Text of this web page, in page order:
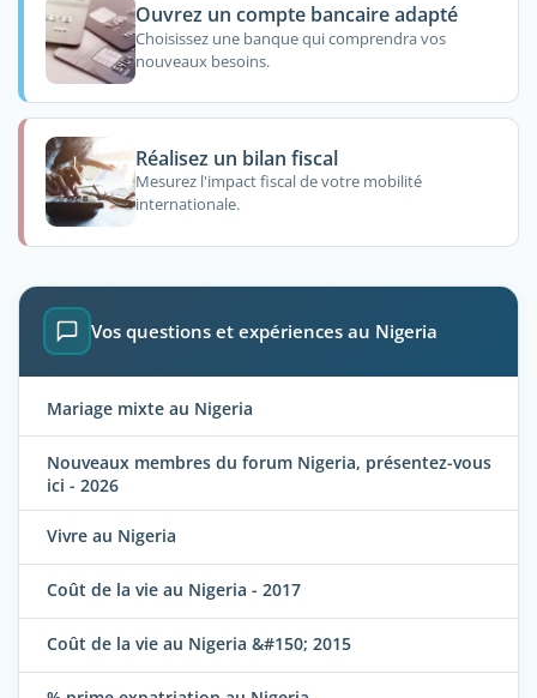
Ouvrez un compte bancaire adapté
Choisissez une banque qui comprendra vos
nouveaux besoins.
Réalisez un bilan fiscal
Mesurez l'impact fiscal de votre mobilité
internationale.
Vos questions et expériences au Nigeria
Mariage mixte au Nigeria
Nouveaux membres du forum Nigeria, présentez-vous
ici - 2026
Vivre au Nigeria
Coût de la vie au Nigeria - 2017
Coût de la vie au Nigeria &#150; 2015